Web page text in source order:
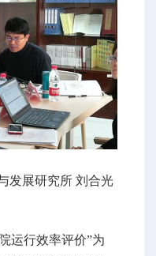
发展研究所 刘合光
运行效率评价”为